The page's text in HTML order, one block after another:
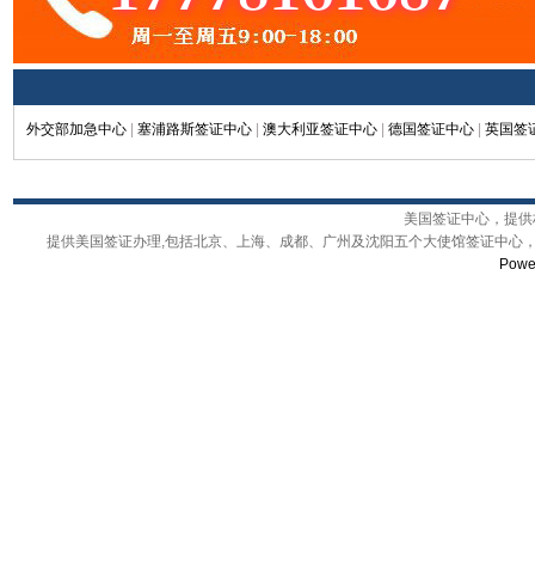
外交部加急中心 塞浦路斯签证中心 澳大利亚签证中心 德国签证中心 英国签
美国签证中心，提
提供美国签证办理,包括北京、上海、成都、广州及沈阳五个大使馆签证中